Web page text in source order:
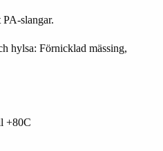
slangar.
hylsa: Förnicklad mässing,
+80C